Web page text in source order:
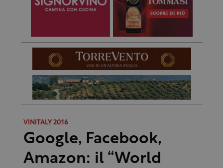
VINITALY 2016
Google, Facebook,
Amazon: il “World